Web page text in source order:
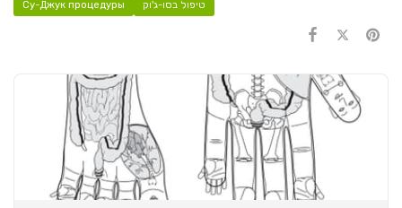
Су-Джук процедуры טיפול בסו-ג'וק